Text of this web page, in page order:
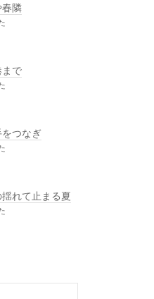
隣
で
つなぎ
れて止まる夏